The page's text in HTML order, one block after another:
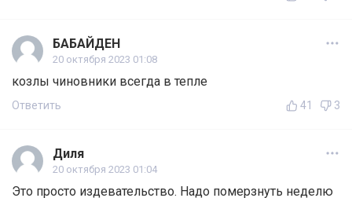
БАБАЙДЕН
20 октября 2023 01:08
козлы чиновники всегда в тепле
Ответить 41 3
Диля
20 октября 2023 01:04
Это просто издевательство. Надо померзнуть неделю